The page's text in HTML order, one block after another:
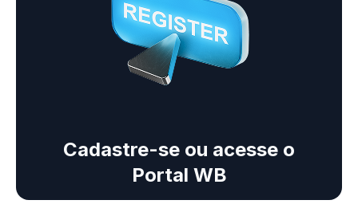
Cadastre-se ou acesse o
Portal WB